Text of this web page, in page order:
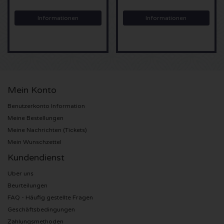
Sting Karten
Tame Impala Karten
Sam Fender Karten
Bruce Springsteen Karten
My Chemical Romance Karten
Rob de Nijs Karten
Danny Vera Karten
Informationen Informationen
Mein Konto
Benutzerkonto Information
Meine Bestellungen
Meine Nachrichten (Tickets)
Mein Wunschzettel
Kundendienst
Uber uns
Beurteilungen
FAQ - Häufig gestellte Fragen
Geschäftsbedingungen
Zahlungsmethoden